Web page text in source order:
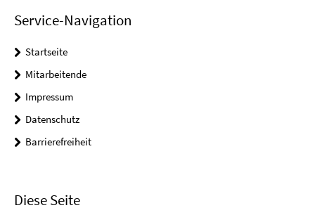
Service-Navigation
Startseite
Mitarbeitende
Impressum
Datenschutz
Barrierefreiheit
Diese Seite